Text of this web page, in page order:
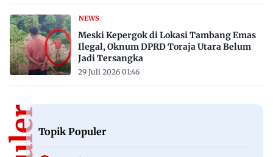
NEWS
Meski Kepergok di Lokasi Tambang Emas
Ilegal, Oknum DPRD Toraja Utara Belum
Jadi Tersangka
29 Juli 2026 01:46
Topik Populer